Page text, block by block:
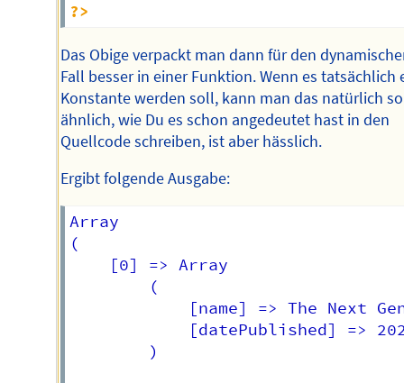
?>
Das Obige verpackt man dann für den
Fall besser in einer Funktion. Wenn es tatsächlich
Konstante werden soll, kann man das natürlich so
ähnlich, wie Du es schon angedeutet hast in den
Quellcode schreiben, ist aber hässlich.
Ergibt folgende Ausgabe:
Array
(
    [0] => Array
        (
[name] => The Next
[datePublished] =>
        )